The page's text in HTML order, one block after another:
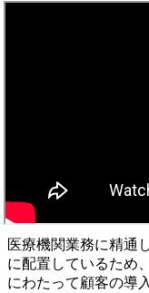
医療機関業務に精通
に配置しているため
にわたって顧客の導